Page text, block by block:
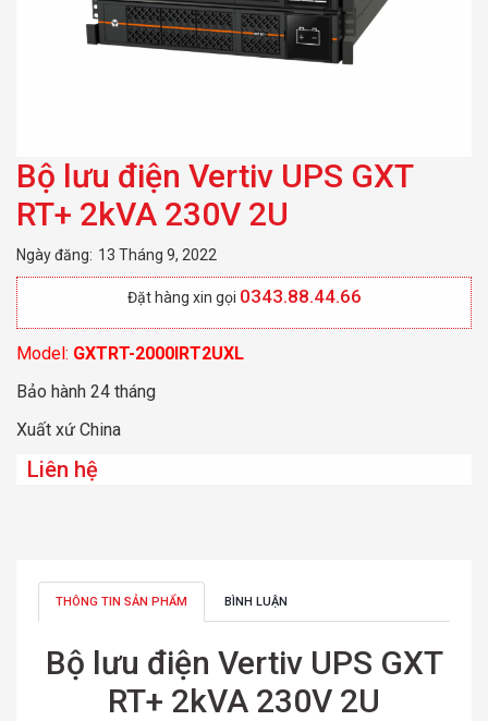
Bộ lưu điện Vertiv UPS GXT
RT+ 2kVA 230V 2U
Ngày đăng: 13 Tháng 9, 2022
Đặt hàng xin gọi 0343.88.44.66
Model: GXTRT-2000IRT2UXL
Bảo hành 24 tháng
Xuất xứ China
Liên hệ
THÔNG TIN SẢN PHẨM BÌNH LUẬN
Bộ lưu điện Vertiv UPS GXT
RT+ 2kVA 230V 2U